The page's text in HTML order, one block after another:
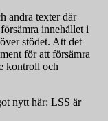
andra texter där
innehållet i
stödet. Att det
för att försämra
kontroll och
nytt här: LSS är